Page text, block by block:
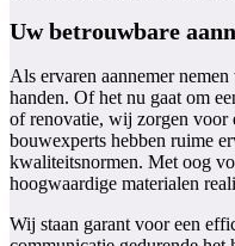
Uw betrouwbare
Als ervaren aannemer
handen. Of het nu gaat om
of renovatie, wij zorgen voor
bouwexperts hebben ruime
kwaliteitsnormen. Met oog
hoogwaardige materialen
Wij staan garant voor een